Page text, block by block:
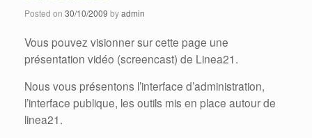
Posted on 30/10/2009 byadmin
Vous pouvez visionner sur cette page une
présentation vidéo (screencast) de Linea21.
Nous vous présentons l’interface d’administration,
l’interface publique, les outils mis en place autour de
linea21.